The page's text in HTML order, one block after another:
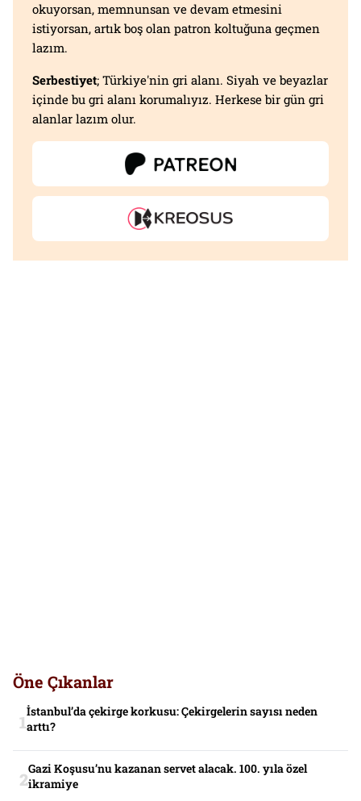
okuyorsan, memnunsan ve devam etmesini
istiyorsan, artık boş olan patron koltuğuna geçmen
lazım.
Serbestiyet; Türkiye'nin gri alanı. Siyah ve beyazlar
içinde bu gri alanı korumalıyız. Herkese bir gün gri
alanlar lazım olur.
Öne Çıkanlar
İstanbul’da çekirge korkusu: Çekirgelerin sayısı neden
arttı?
Gazi Koşusu’nu kazanan servet alacak. 100. yıla özel
ikramiye